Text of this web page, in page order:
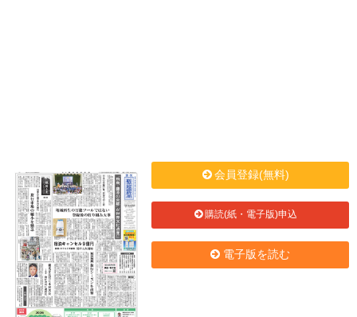
会員登録(無料)
購読(紙・電子版)申込
電子版を読む